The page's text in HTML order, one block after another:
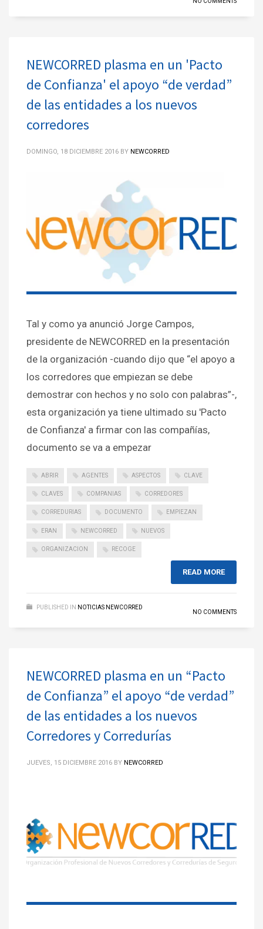
NEWCORRED plasma en un 'Pacto
de Confianza' el apoyo “de verdad”
de las entidades a los nuevos
corredores
DOMINGO, 18 DICIEMBRE 2016 BY NEWCORRED
Tal y como ya anunció Jorge Campos,
presidente de NEWCORRED en la presentación
de la organización -cuando dijo que “el apoyo a
los corredores que empiezan se debe
demostrar con hechos y no solo con palabras”-,
esta organización ya tiene ultimado su 'Pacto
de Confianza' a firmar con las compañías,
documento se va a empezar
ABRIR AGENTES ASPECTOS CLAVE
CLAVES COMPANIAS CORREDORES
CORREDURIAS DOCUMENTO EMPIEZAN
ERAN NEWCORRED NUEVOS
ORGANIZACION RECOGE
READ MORE
PUBLISHED IN NOTICIAS NEWCORRED
NO COMMENTS
NEWCORRED plasma en un “Pacto
de Confianza” el apoyo “de verdad”
de las entidades a los nuevos
Corredores y Corredurías
JUEVES, 15 DICIEMBRE 2016 BY NEWCORRED